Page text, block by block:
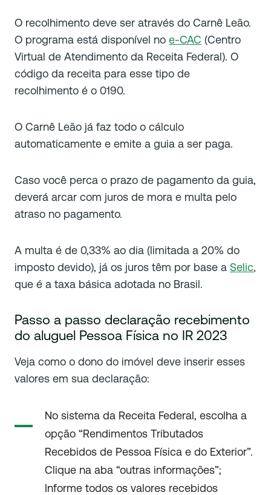
O recolhimento deve ser através do Carnê Leão.
O programa está disponível no e-CAC (Centro
Virtual de Atendimento da Receita Federal). O
código da receita para esse tipo de
recolhimento é o 0190.
O Carnê Leão já faz todo o cálculo
automaticamente e emite a guia a ser paga.
Caso você perca o prazo de pagamento da guia,
deverá arcar com juros de mora e multa pelo
atraso no pagamento.
A multa é de 0,33% ao dia (limitada a 20% do
imposto devido), já os juros têm por base a Selic,
que é a taxa básica adotada no Brasil.
Passo a passo declaração recebimento
do aluguel Pessoa Física no IR 2023
Veja como o dono do imóvel deve inserir esses
valores em sua declaração:
No sistema da Receita Federal, escolha a
opção “Rendimentos Tributados
Recebidos de Pessoa Física e do Exterior”.
Clique na aba “outras informações”;
Informe todos os valores recebidos